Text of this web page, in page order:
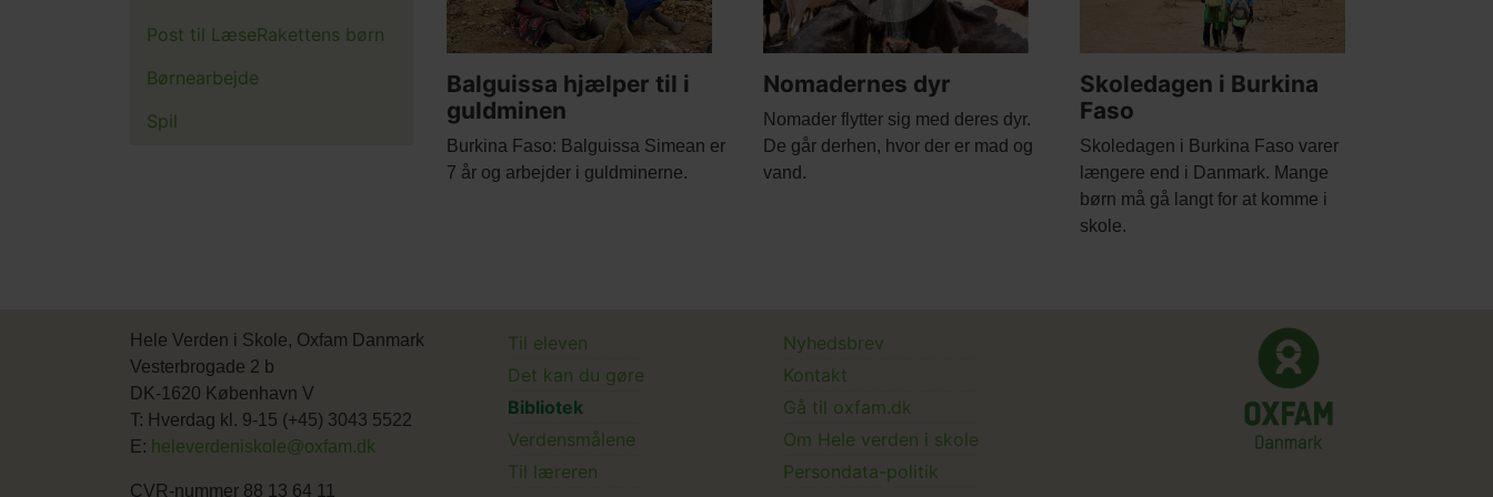
Balguissa hjælper til i
guldminen
Burkina Faso: Balguissa Simean er
7 år og arbejder i guldminerne.
Nomadernes dyr
Body
Nomader flytter sig med deres dyr.
De går derhen, hvor der er mad og
vand.
Skoledagen i Burkina
Faso
Body
Skoledagen i Burkina Faso varer
længere end i Danmark. Mange
børn må gå langt for at komme i
skole.
Post til LæseRakettens børn
Børnearbejde
Spil
Hele Verden i Skole, Oxfam Danmark
Vesterbrogade 2 b
DK-1620 København V
T: Hverdag kl. 9-15 (+45) 3043 5522
E: heleverdeniskole@oxfam.dk
CVR-nummer 88 13 64 11
Main
menu
Til eleven
Det kan du gøre
Bibliotek
Verdensmålene
Til læreren
Main
Submenu
Nyhedsbrev
Kontakt
Gå til oxfam.dk
Om Hele verden i skole
Persondata-politik